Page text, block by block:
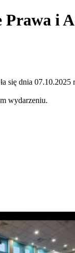
Prawa i
się dnia
wydarzeniu.